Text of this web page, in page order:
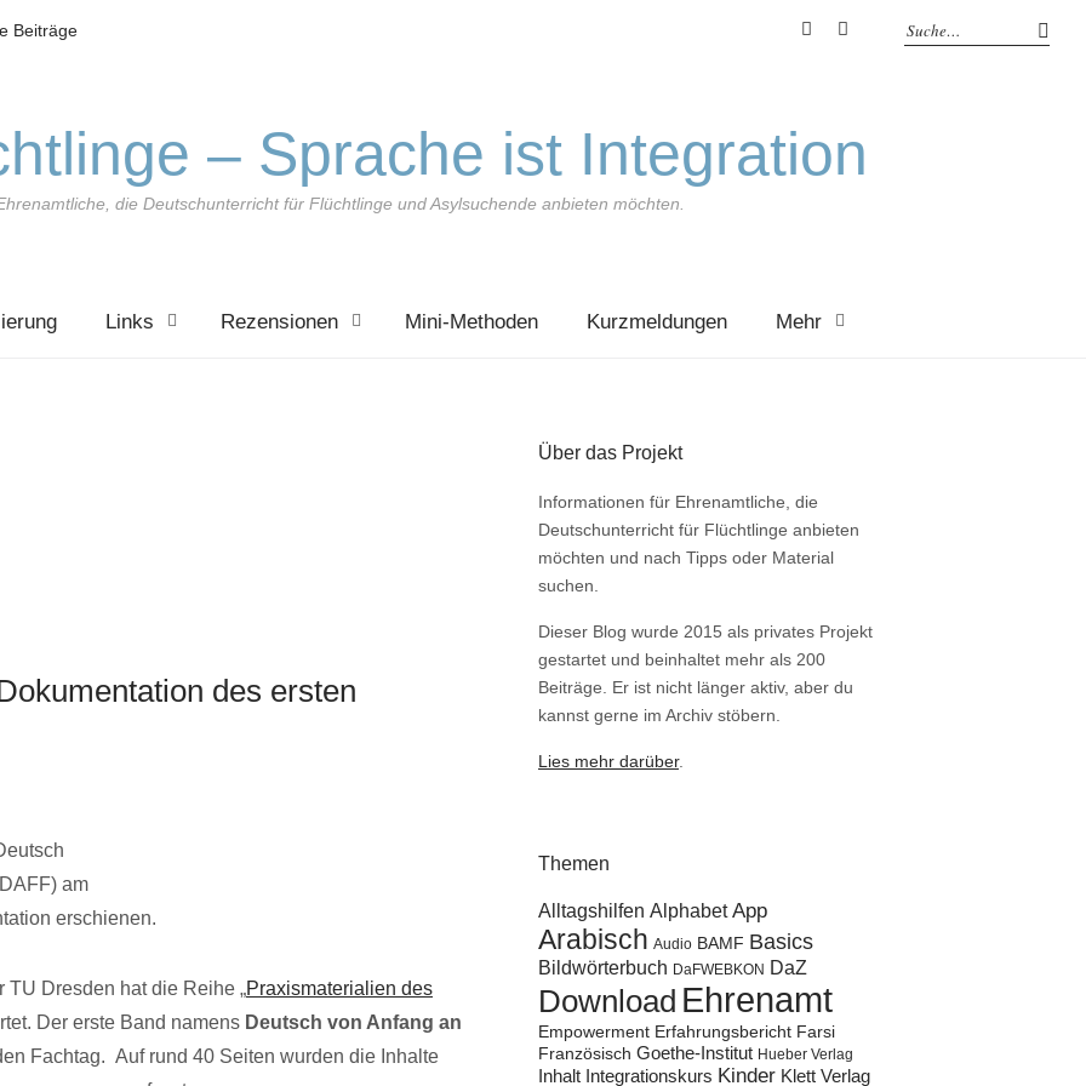
Beiträge
– Sprache ist Integration
die Deutschunterricht für Flüchtlinge und Asylsuchende anbieten möchten.
Links Rezensionen Mini-Methoden Kurzmeldungen Mehr
des ersten
am
erschienen.
TU Dresden hat die Reihe „Praxismaterialien des
Der erste Band namens Deutsch von Anfang an
Fachtag. Auf rund 40 Seiten wurden die Inhalte
Über das Projekt
Informationen für Ehrenamtliche, die
Deutschunterricht für Flüchtlinge anbieten
möchten und nach Tipps oder Material
suchen.
Dieser Blog wurde 2015 als privates Projekt
gestartet und beinhaltet mehr als 200
Beiträge. Er ist nicht länger aktiv, aber du
kannst gerne im Archiv stöbern.
Lies mehr darüber.
Themen
Alltagshilfen Alphabet App
Arabisch Audio BAMF Basics
Bildwörterbuch DaFWEBKON DaZ
Download Ehrenamt
Empowerment Erfahrungsbericht Farsi
Französisch Goethe-Institut Hueber Verlag
Inhalt Integrationskurs Kinder Klett Verlag